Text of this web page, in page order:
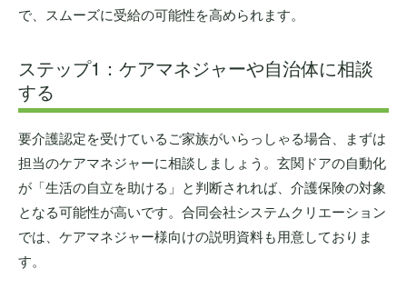
で、スムーズに受給の可能性を高められます。
ステップ1：ケアマネジャーや自治体に相談
する
要介護認定を受けているご家族がいらっしゃる場合、まずは
担当のケアマネジャーに相談しましょう。玄関ドアの自動化
が「生活の自立を助ける」と判断されれば、介護保険の対象
となる可能性が高いです。合同会社システムクリエーション
では、ケアマネジャー様向けの説明資料も用意しておりま
す。